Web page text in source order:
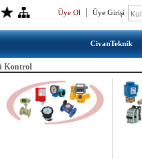
Üye Ol Üye Girişi
CivanTeknik
Kontrol